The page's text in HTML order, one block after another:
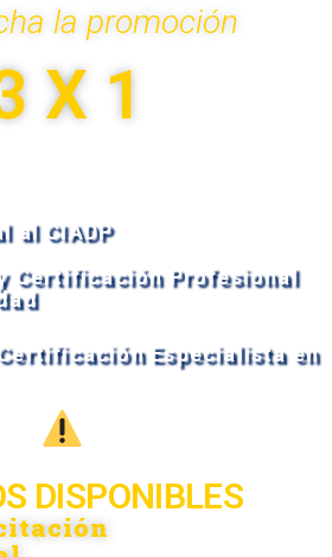
la promoción
X 1
al CIADP
Certificación Profesional
Especialista en
DISPONIBLES